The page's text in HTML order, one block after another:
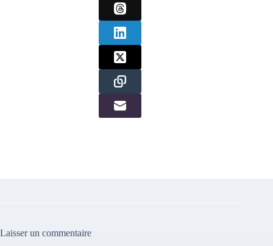
Laisser un commentaire